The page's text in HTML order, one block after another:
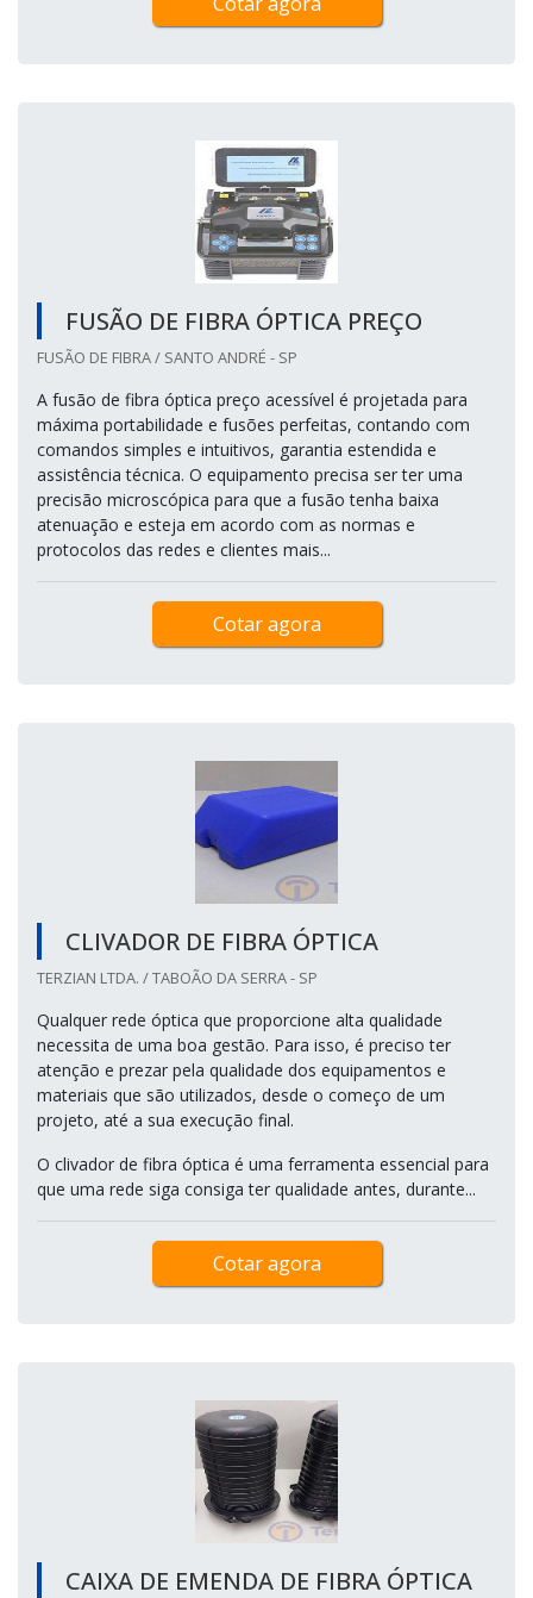
FUSÃO DE FIBRA ÓPTICA PREÇO
FUSÃO DE FIBRA / SANTO ANDRÉ - SP
A fusão de fibra óptica preço acessível é projetada para
máxima portabilidade e fusões perfeitas, contando com
comandos simples e intuitivos, garantia estendida e
assistência técnica. O equipamento precisa ser ter uma
precisão microscópica para que a fusão tenha baixa
atenuação e esteja em acordo com as normas e
protocolos das redes e clientes mais...
Cotar agora
CLIVADOR DE FIBRA ÓPTICA
TERZIAN LTDA. / TABOÃO DA SERRA - SP
Qualquer rede óptica que proporcione alta qualidade
necessita de uma boa gestão. Para isso, é preciso ter
atenção e prezar pela qualidade dos equipamentos e
materiais que são utilizados, desde o começo de um
projeto, até a sua execução final.
O clivador de fibra óptica é uma ferramenta essencial para
que uma rede siga consiga ter qualidade antes, durante...
Cotar agora
CAIXA DE EMENDA DE FIBRA ÓPTICA